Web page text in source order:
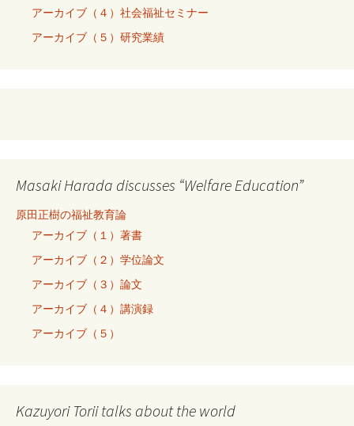
アーカイブ（４）社会福祉セミナー
アーカイブ（５）研究業績
Masaki Harada discusses “Welfare Education”
原田正樹の福祉教育論
アーカイブ（１）著書
アーカイブ（２）学位論文
アーカイブ（３）論文
アーカイブ（４）講演録
アーカイブ（５）
Kazuyori Torii talks about the world